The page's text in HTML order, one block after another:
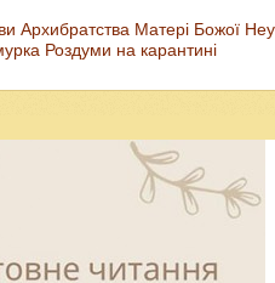
Архибратства Матері Божої
Роздуми на карантині